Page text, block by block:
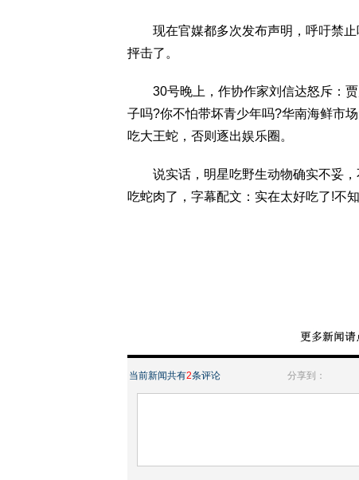
现在官媒都多次发布声明，呼吁禁止
抨击了。
30号晚上，作协作家刘信达怒斥：贾
子吗?你不怕带坏青少年吗?华南海鲜市
吃大王蛇，否则逐出娱乐圈。
说实话，明星吃野生动物确实不妥，
吃蛇肉了，字幕配文：实在太好吃了!不
当前新闻共有2条评论 分享到：